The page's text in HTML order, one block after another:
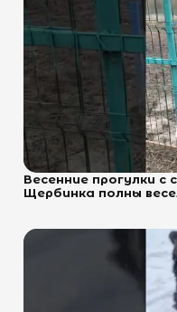
Весенние прогулки
Щербинка полны